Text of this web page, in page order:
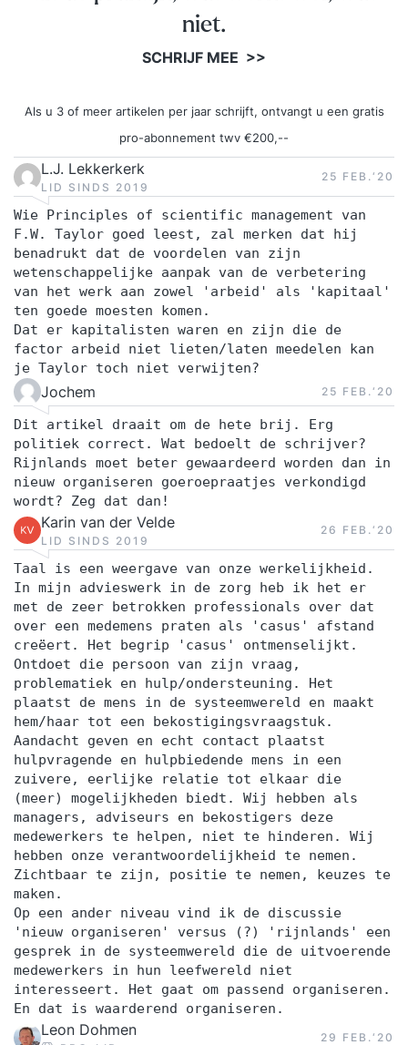
maanden is exclusief toegankelijk voor alumni
Academy. Je ontvangt vrijstellingen, waardoor je
MBA-titel kunt behalen. De vrijstellingen worden
formeel toegekend door de examencommissie.
Waardepapier Bij succesvolle afronding van de
post-hbo opleiding Bedrijfskunde ontvang je een
officieel post-hbo diploma van Inholland
Academy. Dit diploma bewijst dat jij strategisch,
analytisch én daadkrachtig kunt opereren binnen
jouw vakgebied Ben je werkzaam in een
management- of managementondersteunende
functie en wil je je bedrijfskundige kennis
verdiepen? Ambieer je een rol als teamleider,
coördinator of manager, wil je als leidinggevende
de stap maken van tactisch naar strategisch
handelen, of ben je vakspecialist (bijv. HR,
finance of marketing) en wil je organisatiebreed
leren sturen? Dan is de post-hbo opleiding
Bedrijfskunde jouw stap richting leiderschap en
strategische impact Toelatingseisen Om deel te
nemen aan de opleiding: • beschik je over een
hbo-diploma óf een gelijkwaardig niveau op
basis van opleiding en relevante werkervaring
Post-hbo opleiding Bedrijfskunde zorg en welzijn
Ben je werkzaam in de sector zorg en welzijn?
Bekijk dan ook de post-hbo opleiding
Bedrijfskunde zorg en welzijn. Beide opleidingen
zijn op dezelfde manier opgebouwd en gaan
daarmee ook uit van hetzelfde theoretisch kader.
Echter, bij de casuïstiek ontstaat een verschil. De
reguliere opleiding belicht meerdere branches,
terwijl bij de opleiding Bedrijfskunde zorg en
welzijn vooral wordt stilgestaan bij vraagstukken
uit de zorg. Post-hbo opleiding Bestuurskunde en
Publiek management Werk je in de publieke
sector en wil je jezelf binnen dit vakgebied
ontwikkelen tot leidinggevende, manager of
teamleider? Dan past de post-hbo opleiding
Bestuurskunde en Publiek management wellicht
nog beter bij jou. Persoonlijk advies Heb je
niet.
SCHRIJF MEE >>
Als u 3 of meer artikelen per jaar schrijft, ontvangt u een gratis
pro-abonnement twv €200,--
L.J. Lekkerkerk
LID SINDS 2019
25 FEB.‘20
Wie Principles of scientific management van
F.W. Taylor goed leest, zal merken dat hij
benadrukt dat de voordelen van zijn
wetenschappelijke aanpak van de verbetering
van het werk aan zowel 'arbeid' als 'kapitaal'
ten goede moesten komen.
Dat er kapitalisten waren en zijn die de
factor arbeid niet lieten/laten meedelen kan
je Taylor toch niet verwijten?
Jochem 25 FEB.‘20
Dit artikel draait om de hete brij. Erg
politiek correct. Wat bedoelt de schrijver?
Rijnlands moet beter gewaardeerd worden dan in
nieuw organiseren goeroepraatjes verkondigd
wordt? Zeg dat dan!
Karin van der Velde
LID SINDS 2019
26 FEB.‘20
Taal is een weergave van onze werkelijkheid.
In mijn advieswerk in de zorg heb ik het er
met de zeer betrokken professionals over dat
over een medemens praten als 'casus' afstand
creëert. Het begrip 'casus' ontmenselijkt.
Ontdoet die persoon van zijn vraag,
problematiek en hulp/ondersteuning. Het
plaatst de mens in de systeemwereld en maakt
hem/haar tot een bekostigingsvraagstuk.
Aandacht geven en echt contact plaatst
hulpvragende en hulpbiedende mens in een
zuivere, eerlijke relatie tot elkaar die
(meer) mogelijkheden biedt. Wij hebben als
managers, adviseurs en bekostigers deze
medewerkers te helpen, niet te hinderen. Wij
hebben onze verantwoordelijkheid te nemen.
Zichtbaar te zijn, positie te nemen, keuzes te
maken.
Op een ander niveau vind ik de discussie
'nieuw organiseren' versus (?) 'rijnlands' een
gesprek in de systeemwereld die de uitvoerende
medewerkers in hun leefwereld niet
interesseert. Het gaat om passend organiseren.
En dat is waarderend organiseren.
Leon Dohmen 29 FEB.‘20